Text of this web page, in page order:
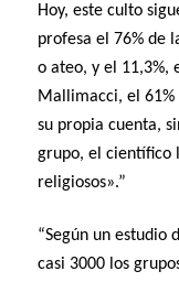
Hoy, este culto
profesa el 76% de
o ateo, y el 11,3%,
Mallimacci, el 61%
su propia cuenta,
grupo, el científico
religiosos».”
“Según un estudio
casi 3000 los